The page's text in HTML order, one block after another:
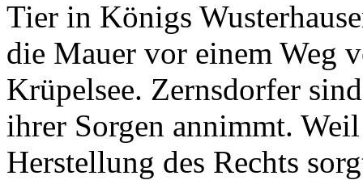
Tier in Königs
die Mauer vor einem Weg
Krüpelsee. Zernsdorfer
ihrer Sorgen annimmt.
Herstellung des Rechts